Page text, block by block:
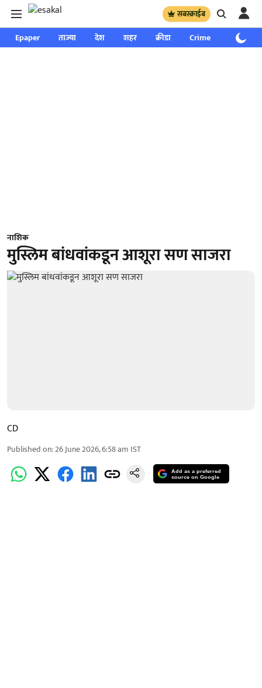
सबस्क्राईब
Epaper ताज्या देश शहर क्रीडा Crime साप्ताहिक
नाशिक
मुस्लिम बांधवांकडून आशूरा सण साजरा
CD
Published on:26 June 2026, 6:58 am IST
Add as a preferred
source on Google